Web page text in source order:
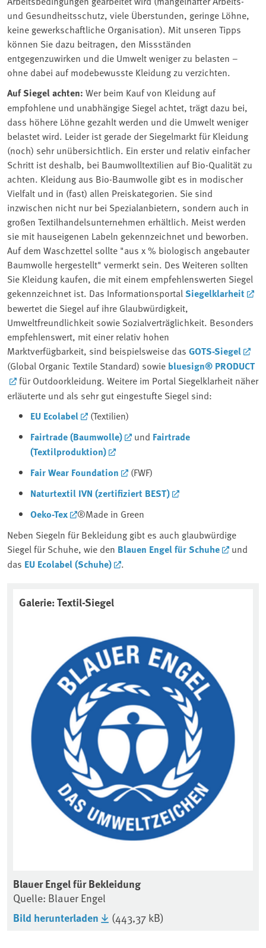
und Gesundheitsschutz, viele Überstunden, geringe Löhne,
keine gewerkschaftliche Organisation). Mit unseren Tipps
können Sie dazu beitragen, den Missständen
entgegenzuwirken und die Umwelt weniger zu belasten –
ohne dabei auf modebewusste Kleidung zu verzichten.
Auf Siegel achten: Wer beim Kauf von Kleidung auf
empfohlene und unabhängige Siegel achtet, trägt dazu bei,
dass höhere Löhne gezahlt werden und die Umwelt weniger
belastet wird. Leider ist gerade der Siegelmarkt für Kleidung
(noch) sehr unübersichtlich. Ein erster und relativ einfacher
Schritt ist deshalb, bei Baumwolltextilien auf Bio-Qualität zu
achten. Kleidung aus Bio-Baumwolle gibt es in modischer
Vielfalt und in (fast) allen Preiskategorien. Sie sind
inzwischen nicht nur bei Spezialanbietern, sondern auch in
großen Textilhandelsunternehmen erhältlich. Meist werden
sie mit hauseigenen Labeln gekennzeichnet und beworben.
Auf dem Waschzettel sollte "aus x % biologisch angebauter
Baumwolle hergestellt" vermerkt sein. Des Weiteren sollten
Sie Kleidung kaufen, die mit einem empfehlenswerten Siegel
gekennzeichnet ist. Das Informationsportal Siegelklarheit
bewertet die Siegel auf ihre Glaubwürdigkeit,
Umweltfreundlichkeit sowie Sozialverträglichkeit. Besonders
empfehlenswert, mit einer relativ hohen
Marktverfügbarkeit, sind beispielsweise das GOTS-Siegel
(Global Organic Textile Standard) sowie bluesign® PRODUCT
für Outdoorkleidung. Weitere im Portal Siegelklarheit näher
erläuterte und als sehr gut eingestufte Siegel sind:
EU Ecolabel (Textilien)
Fairtrade (Baumwolle) und Fairtrade
(Textilproduktion)
Fair Wear Foundation
(FWF)
Naturtextil IVN (zertifiziert BEST)
Oeko-Tex
®Made in Green
Neben Siegeln für Bekleidung gibt es auch glaubwürdige
Siegel für Schuhe, wie den Blauen Engel für Schuhe
und
das EU Ecolabel (Schuhe) .
Galerie: Textil-Siegel
Blauer Engel für Bekleidung
Quelle: Blauer Engel
Bild herunterladen (443,37 kB)